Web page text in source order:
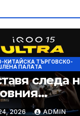
КИТАЙСКА ТЪРГОВСКО-
ПАЛAТА
следа
2026 ADMIN